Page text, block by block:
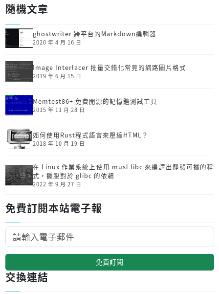
隨機文章
ghostwriter 跨平台的Markdown編輯器
2020 年 4 月 16 日
Image Interlacer 批量交錯化常見的網路圖片格式
2019 年 6 月 15 日
Memtest86+ 免費開源的記憶體測試工具
2015 年 11 月 28 日
如何使用Rust程式語言來壓縮HTML？
2018 年 10 月 19 日
在 Linux 作業系統上使用 musl libc 來編譯出靜態可攜的程
式，擺脫對於 glibc 的依賴
2022 年 9 月 27 日
免費訂閱本站電子報
免費訂閱
交換連結